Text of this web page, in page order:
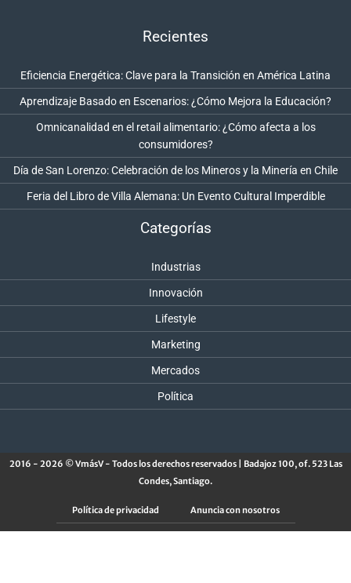
Recientes
Eficiencia Energética: Clave para la Transición en América Latina
Aprendizaje Basado en Escenarios: ¿Cómo Mejora la Educación?
Omnicanalidad en el retail alimentario: ¿Cómo afecta a los
consumidores?
Día de San Lorenzo: Celebración de los Mineros y la Minería en Chile
Feria del Libro de Villa Alemana: Un Evento Cultural Imperdible
Categorías
Industrias
Innovación
Lifestyle
Marketing
Mercados
Política
2016 - 2026 © VmásV - Todos los derechos reservados | Badajoz 100, of. 523 Las
Condes, Santiago.
Política de privacidad Anuncia con nosotros